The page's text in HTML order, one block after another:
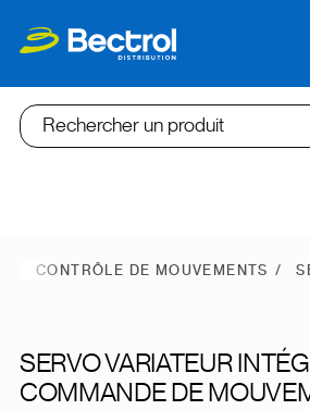
Rechercher un produit
CONTRÔLE DE MOUVEMENTS
SERVO VARIATEUR
COMMANDE DE